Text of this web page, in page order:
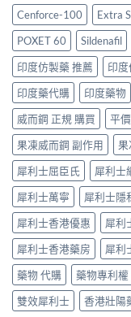
購
買
指
南〉
中
售
價
比
較、
正
貨
分
辨
與
購
買
指
南〉
中
哪
裡
買
最
划
算？
POXET-
60
與
原
廠
比
較
及
正
貨
分
辨
指
南〉
中
價
格
2026：
香
港
邊
度
買
最
抵？
Super
Tadarise
雙
效
片
效
果
與
選
購
指
南〉
中
Cenforce-100 Extra
POXET 60
Sildenafil
印度仿製藥 推薦
印
印度藥代購
印度藥物
威而鋼 正規 購買
平
果凍威而鋼 副作用
果
犀利士屈臣氏
犀利士
犀利士萬寧
犀利士隱
犀利士香港優惠
犀利
犀利士香港藥房
犀利
藥物 代購
藥物專利權
雙效犀利士
香港壯陽